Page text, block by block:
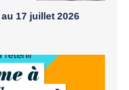
17 juillet 2026